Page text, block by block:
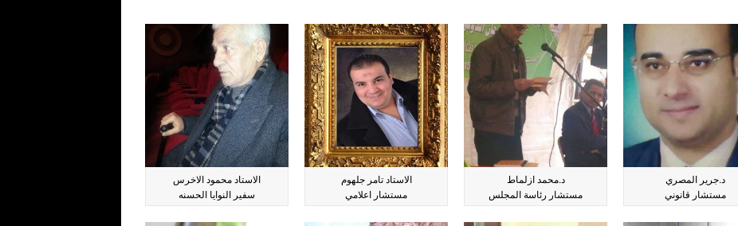
الاستاد محمود الاخرس
سفير النوايا الحسنه
الاستاد تامر جلهوم
مستشار اعلامي
د.محمد ازلماط
مستشار رئاسة المجلس
د.جرير المصري
مستشار قانوني